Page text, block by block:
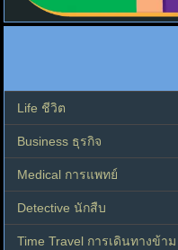
Life ชีวิต
Business ธุรกิจ
Medical การแพทย์
Detective นักสืบ
Time Travel การเดินทางข้าม